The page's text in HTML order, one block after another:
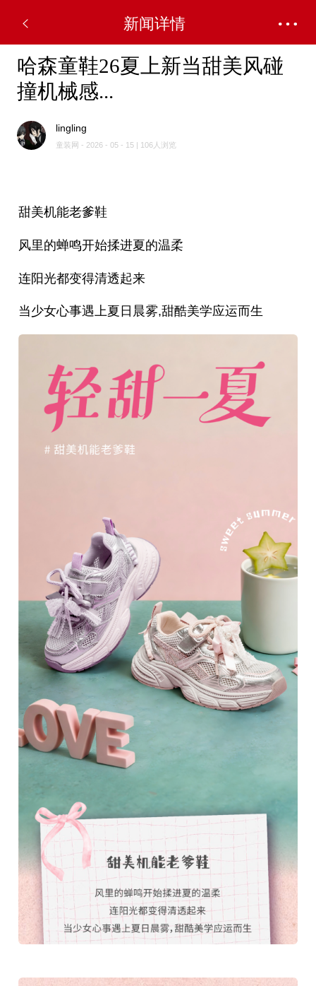
新闻详情
哈森童鞋26夏上新当甜美风碰
撞机械感...
lingling
童装网 - 2026 - 05 - 15 | 106人浏览
甜美机能老爹鞋
风里的蝉鸣开始揉进夏的温柔
连阳光都变得清透起来
当少女心事遇上夏日晨雾,甜酷美学应运而生